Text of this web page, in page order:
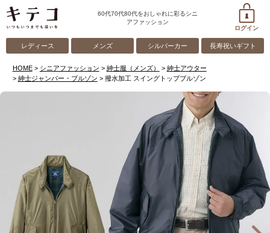
60代70代80代をおしゃれに彩るシニ
アファッション
ログイン
レディース メンズ シルバーカー 長寿祝いギフト
HOME シニアファッション 紳士服（メンズ）
紳士アウター
紳士ジャンパー・ブルゾン
撥水加工 スイングトップブルゾン